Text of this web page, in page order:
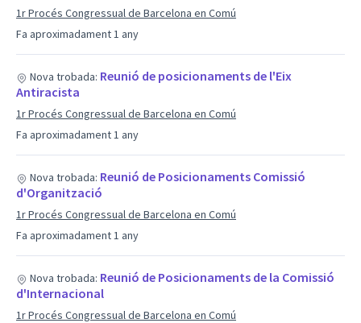
Fa aproximadament 1 any
1r Procés Congressual de Barcelona en Comú
Fa aproximadament 1 any
Nova trobada: Reunió de posicionaments de l'Eix
Antiracista
1r Procés Congressual de Barcelona en Comú
Fa aproximadament 1 any
Nova trobada: Reunió de Posicionaments Comissió
d'Organització
1r Procés Congressual de Barcelona en Comú
Nova trobada: Reunió de Posicionaments de la Comissió
d'Internacional
1r Procés Congressual de Barcelona en Comú